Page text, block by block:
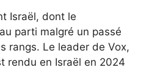
Israël, dont le
parti malgré un passé
rangs. Le leader de Vox,
rendu en Israël en 2024